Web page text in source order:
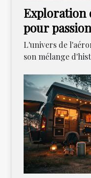
Exploration
pour
militaire
L'univers de
son mélange